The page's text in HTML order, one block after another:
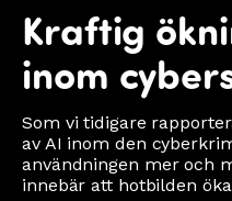
Kraftig
inom
Som vi tidigare
av AI inom den
användningen mer och
innebär att hotbilden